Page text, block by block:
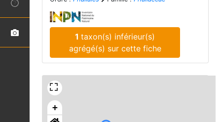
1taxon(s) inférieur(s)
agrégé(s) sur cette fiche
+